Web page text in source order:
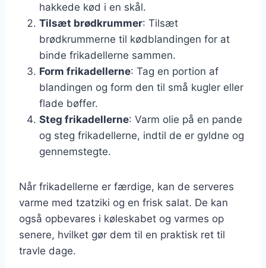
hakkede kød i en skål.
Tilsæt brødkrummer: Tilsæt
brødkrummerne til kødblandingen for at
binde frikadellerne sammen.
Form frikadellerne: Tag en portion af
blandingen og form den til små kugler eller
flade bøffer.
Steg frikadellerne: Varm olie på en pande
og steg frikadellerne, indtil de er gyldne og
gennemstegte.
Når frikadellerne er færdige, kan de serveres
varme med tzatziki og en frisk salat. De kan
også opbevares i køleskabet og varmes op
senere, hvilket gør dem til en praktisk ret til
travle dage.